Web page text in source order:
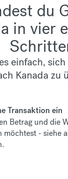
du
in vier
einfach,
Kanada zu
Transaktion ein
Betrag und die
möchtest - siehe
.